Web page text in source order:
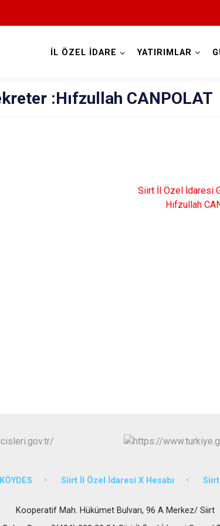
İL ÖZEL İDARE YATIRIMLAR
:Hıfzullah CANPOLAT
Siirt İl Özel İdaresi
Hıfzullah
KÖYDES Siirt İl Özel İdaresi X Hesabı
Kooperatif Mah. Hükümet Bulvarı, 96 A Merkez/ Siirt